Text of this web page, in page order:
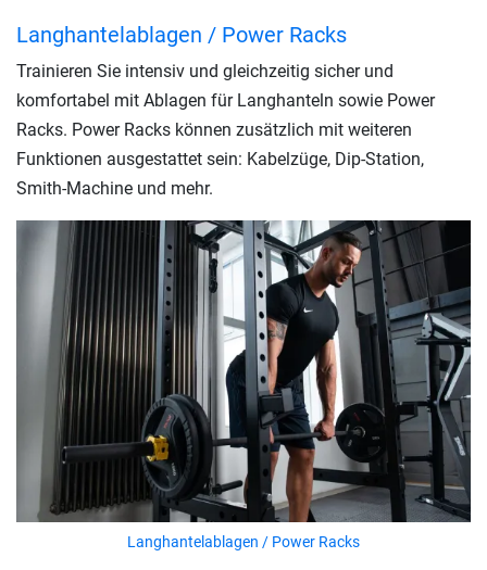
Langhantelablagen / Power Racks
Langhantelablagen / Power Racks
Trainieren Sie intensiv und gleichzeitig sicher und
komfortabel mit Ablagen für Langhanteln sowie Power
Racks. Power Racks können zusätzlich mit weiteren
Funktionen ausgestattet sein: Kabelzüge, Dip-Station,
Smith-Machine und mehr.